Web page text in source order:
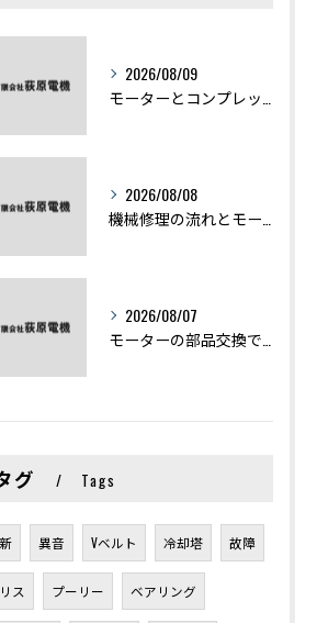
2026/08/09
2026/08/08
2026/08/07
グ Tags
異音 Vベルト 冷却塔 故障
ス プーリー ベアリング